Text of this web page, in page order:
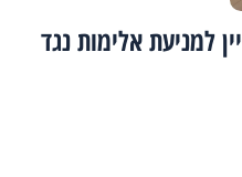
למניעת אלימות נגד